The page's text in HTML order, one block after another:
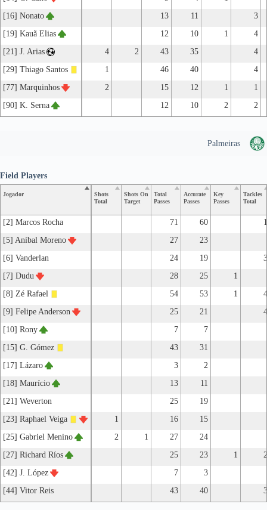
[16] Nonato
13 11
3
[19] Kauã Elias
12 10 1
4
[21] J. Arias
4 2 43 35
4
[29] Thiago Santos
1 46 40
4
[77] Marquinhos
2 15 12 1
1
[90] K. Serna
12 10 2 2
Palmeiras
Jogador
Shots
Total
Shots On
Target
Total
Passes
Accurate
Passes
Key
Passes
Tackles
Total
[2] Marcos Rocha 71 60
1
[5] Aníbal Moreno
27
23
[6] Vanderlan
24 19
3
[7] Dudu
28 25
1
[8] Zé Rafael
54 53 1
4
[9] Felipe Anderson
25 21
4
[10] Rony
7
7
[15] G. Gómez
43
31
[17] Lázaro
3
2
[18] Maurício
13
11
[21] Weverton
25
19
[23] Raphael Veiga
1 16
15
[25] Gabriel Menino
2 1 27
24
[27] Richard Ríos
25 23 1
2
[42] J. López
7
3
[44] Vitor Reis
43 40 3
Field Players